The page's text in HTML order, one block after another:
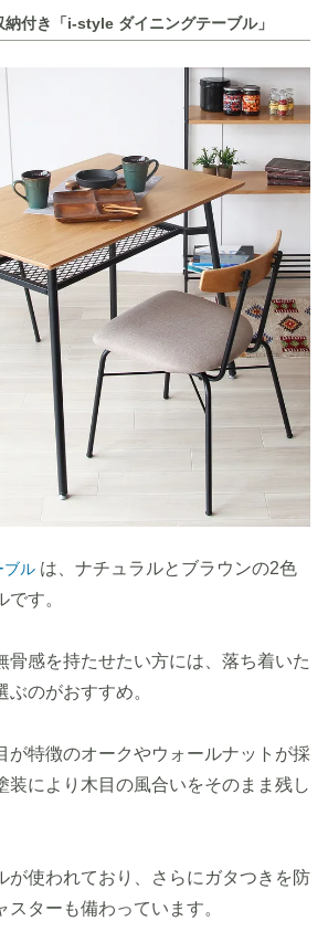
付き「i-style ダイニングテーブル」
ブル は、ナチュラルとブラウンの2色
す。
骨感を持たせたい方には、落ち着いた
のがおすすめ。
が特徴のオークやウォールナットが採
装により木目の風合いをそのまま残し
が使われており、さらにガタつきを防
スターも備わっています。